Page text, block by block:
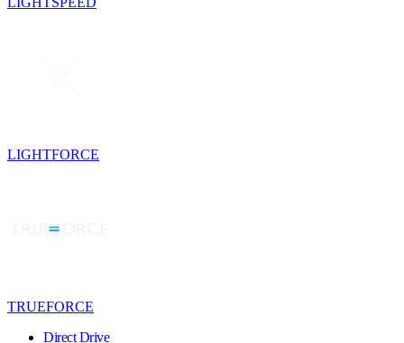
LIGHTFORCE
TRUEFORCE
Direct Drive